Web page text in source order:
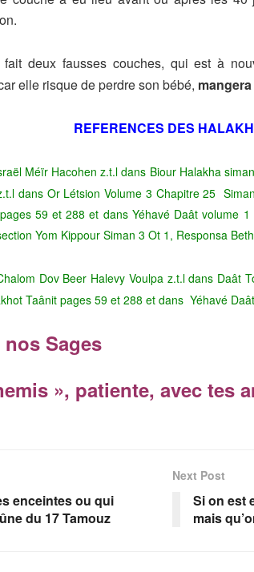
deux fausses couches, qui est à
elle risque de perdre son bébé,
REFERENCES DES
Méïr Hacohen z.t.l dans Biour Halakha
dans Or Létsion Volume 3 Chapitre 25
59 et 288 et dans Yéhavé Daât volume
Yom Kippour Siman 3 Ot 1, Responsa
Dov Beer Halevy Voulpa z.t.l dans Daât
Taânit pages 59 et 288 et dans Yéhavé
Sages
», patiente, avec tes
enceintes ou qui
du 17 Tamouz
Next Post
Si on est
mais